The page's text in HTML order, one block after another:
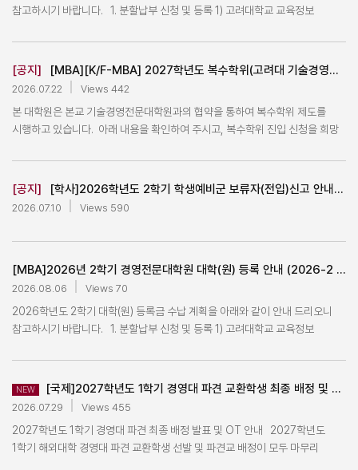
참고하시기 바랍니다. 1. 분할납부 신청 및 등록 1) 고려대학교 교육정보
(원) 분할납부 신청 및 등록 안내(kor).jpg) 3) 분할납부 신청 기간: 2026.8.18.
(화) ~ 8.21.(금) 16:00 4) 분할납부는 1~4차로 납부하게 되며 상세한
분할납부 기간은 분할납부 공지글 확인 2. 정규학기 등록 (최종등록) 1)
참고 (2026학년도 2학기 대학(원) 재학생 정규 등록안내(kor).jpg) 3) 재학생
정규 등록 기간: 2026.8.24.(월) ~ 8.28.(금) 16:00 재학생 최종 등록 기간:
최종등록기간 등록 6) 신용카드 결제는 첨부파일 확인 3. 초과학기 등록 1)
고려대학교 교육정보 초과학기자 등록 공지 ☞ 바로가기 2) 본 문처 첨부파일
고지서 조회 및 등록 기간 : 2026.9.15.(화) ~ 9.16(수) 16:00 4) 신용카드
로그인하여 직접 조회 및 출력 가능합니다. ㅇ 학자금 대출 및 고지서의 장학
관련 문의는 장학 부서로 확인해주십시오. ㅇ 삼성카드 등록금 납부 후
장학재단 대출 실행 시 학교에 이중 수납되고 대출금액은 장학재단에
반환됩니다. 삼성카드 결제 후 재단의 대출 희망자는 학생지원팀(학부) 또는
장학금 전액 수혜로 납부할 수업료가 "0원"인 경우에도 등록 기간 내 반드시
지점 직접 방문 (등록 기간 내에는 국내 어디든 가능) 2) 가상계좌로
기타납입금(선택납부금) 입금 3) 하나은행 인터넷뱅킹 이용: 하나은행
홈페이지 접속 → 개인 인터넷뱅킹 인증서 로그인 → 공과금 → 대학등록금 →
원화 → 학교 선택(고려대학교 → 학번 입력(타인은 가상계좌 추가 입력) →
[공지] [MBA][K/F-MBA] 2027학년도 복수학위(고려대 기술경영전문대학원) 과정 진입자 선발 공고 및 안내
2026.07.22 Views 442
본 대학원은 본교 기술경영전문대학원과의 협약을 통하여 복수학위 제도를
시행하고 있습니다. 아래 내용을 확인하여 주시고, 복수학위 진입 신청을 희망
(yslee917@korea.ac.kr)로 송부 바랍니다. -아 래- 1. 선발 대상: 2026-
1학기가 3학기였던 Korea MBA / Finance MBA 원우 중 선발 2. 선발 시기:
매년 8월~9월 3. 선발 방법: 서류 전형 및 면접 전형 (합격자 개별 통보) - 1차
입학전형을 거쳐 최종 합격자 선발 (대면면접 진행) *기술경영전문대학원의
입학전형(면접전형 포함) 일정은 기술경영전문대학원 홈페이지 참조
(고려대학교 기술경영전문대학원 입시전형 공지사항 (2026학년도)) *
전형관련 문의는 해당 대학원행정팀으로 문의 바랍니다. -경영전문대학원
6. 복수학위 진입시기: 2027-1학기(3월) 7. 지원방법: 신청서 작성 후
고려대학교 기술경영대학원과의 복수학위 관련 안내> 가. 과정 : 2+1 (6학기)
- 경영전문대학원 2년(4학기) + 기술경영전문대학원 1년(2학기) 나. 학위 -
경영학석사(Korea MBA or Finance MBA) + 기술경영학석사 or
국방기술경영학석사 or 지식재산경영전략학석사 다. 선발시기 및 인원 1)
[공지] [학사]2026학년도 2학기 학생예비군 보류자(전입)신고 안내 공지
2026.07.10 Views 590
[MBA]2026년 2학기 경영전문대학원 대학(원) 등록 안내 (2026-2 Registration for 2026 Fall)
2026.08.06 Views 70
2026학년도 2학기 대학(원) 등록금 수납 계획을 아래와 같이 안내 드리오니
참고하시기 바랍니다. 1. 분할납부 신청 및 등록 1) 고려대학교 교육정보
(원) 분할납부 신청 및 등록 안내(kor).jpg) 3) 분할납부 신청 기간: 2026.8.18.
(화) ~ 8.21.(금) 16:00 4) 분할납부는 1~4차로 납부하게 되며 상세한
분할납부 기간은 분할납부 공지글 확인 2. 정규학기 등록 (최종등록) 1)
참고 (2026학년도 2학기 대학(원) 재학생 정규 등록안내(kor).jpg) 3) 재학생
정규 등록 기간: 2026.8.24.(월) ~ 8.28.(금) 16:00 재학생 최종 등록 기간:
NEW [국제]2027학년도 1학기 경영대 파견 교환학생 최종 배정 및 OT 안내
2026.07.29 Views 455
2027학년도 1학기 경영대 파견 최종 배정 발표 및 OT 안내 2027학년도
1학기 해외대학 경영대 파견 교환학생 선발 및 파견교 배정이 모두 마무리